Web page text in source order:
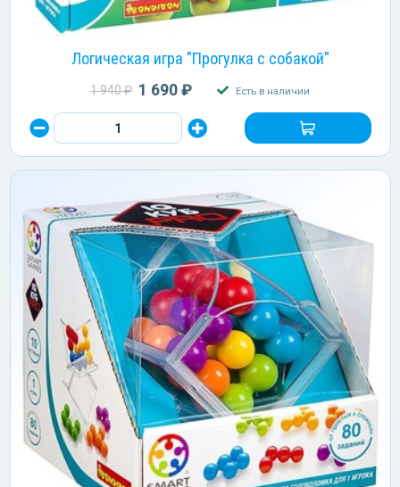
Логическая игра "Прогулка с собакой"
1 940 ₽ 1 690 ₽ Есть в наличии